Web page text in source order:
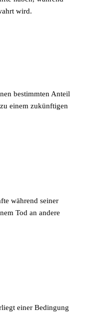
wird.
bestimmten Anteil
einem zukünftigen
während seiner
Tod an andere
einer Bedingung